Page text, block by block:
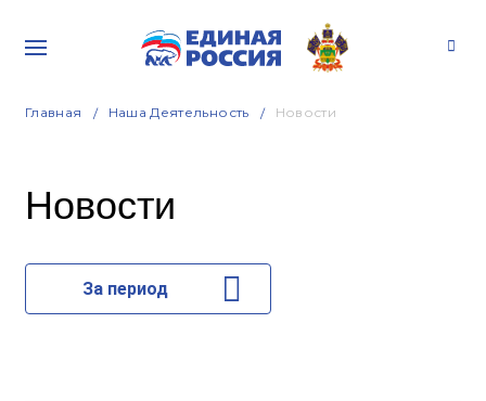
Главная Наша Деятельность Новости
Новости
За период